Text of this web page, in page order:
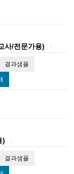
사/전문가용)
결과샘플
)
결과샘플